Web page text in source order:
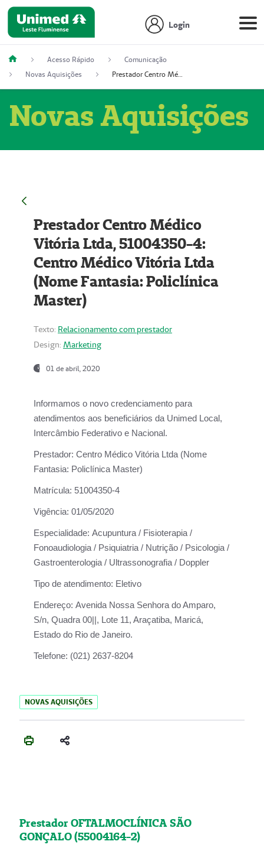
Login
Acesso Rápido
Comunicação
Novas Aquisições
Prestador Centro Médico Vitória Ltda, 51004350-4: Centro Médico Vitória Ltda (Nome Fantasia: Policlínica Master)
Novas Aquisições
Prestador Centro Médico
Vitória Ltda, 51004350-4:
Centro Médico Vitória Ltda
(Nome Fantasia: Policlínica
Master)
Texto: Relacionamento com prestador
Design: Marketing
01 de abril, 2020
Informamos o novo credenciamento para
atendimentos aos beneficiários da Unimed Local,
Intercâmbio Federativo e Nacional.
Prestador: Centro Médico Vitória Ltda (Nome
Fantasia: Policlínica Master)
Matrícula: 51004350-4
Vigência: 01/05/2020
Especialidade: Acupuntura / Fisioterapia /
Fonoaudiologia / Psiquiatria / Nutrição / Psicologia /
Gastroenterologia / Ultrassonografia / Doppler
Tipo de atendimento: Eletivo
Endereço: Avenida Nossa Senhora do Amparo,
S/n, Quadra 00||, Lote 11, Araçatiba, Maricá,
Estado do Rio de Janeiro.
Telefone: (021) 2637-8204
NOVAS AQUISIÇÕES
Prestador OFTALMOCLÍNICA SÃO
GONÇALO (55004164-2)